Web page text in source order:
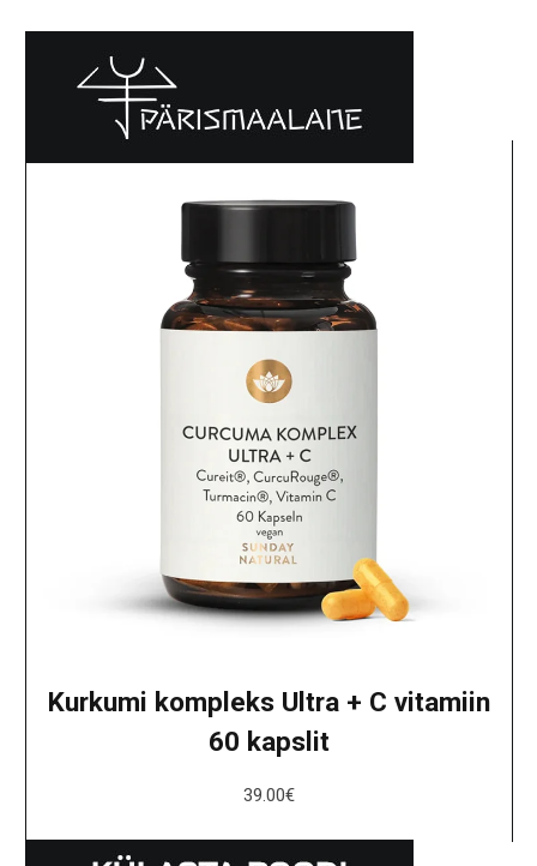
Kurkumi kompleks Ultra + C vitamiin
60 kapslit
39.00€